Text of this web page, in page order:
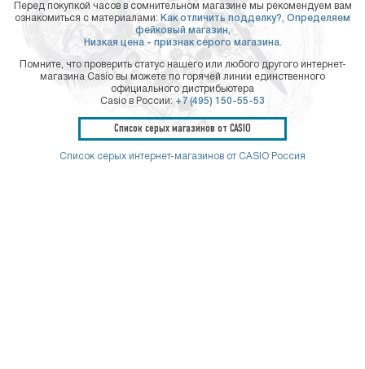
Перед покупкой часов в сомнительном магазине мы рекомендуем вам
ознакомиться с материалами: Как отличить подделку?, Определяем
фейковый магазин,
Низкая цена - признак серого магазина.
Помните, что проверить статус нашего или любого другого интернет-
магазина Casio вы можете по горячей линии единственного
официального дистрибьютера
Casio в России: +7 (495) 150-55-53
Список серых магазинов от CASIO
Список серых интернет-магазинов от CASIO Россия